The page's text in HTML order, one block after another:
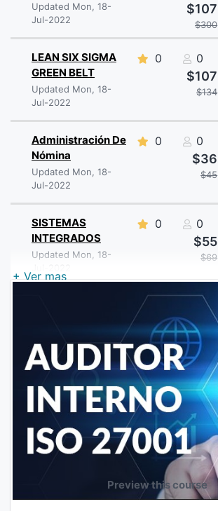
+ Ver mas
Updated Mon, 18-
Jul-2022
$300
$107
LEAN SIX SIGMA
GREEN BELT
Updated Mon, 18-
Jul-2022
0 0
$134
$107
Administración De
Nómina
Updated Mon, 18-
Jul-2022
0 0
$45
$36
SISTEMAS
INTEGRADOS
Updated Mon, 18-
0 0
$69
$55
Preview this course